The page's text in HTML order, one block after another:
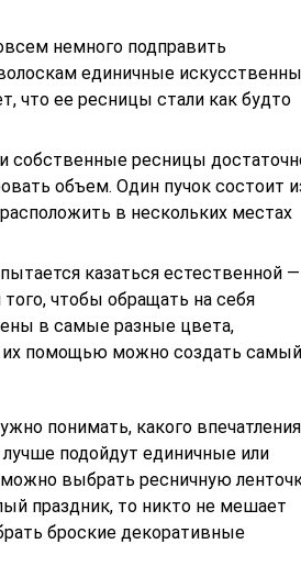
немного подправить
единичные
что ее ресницы стали как будто
собственные ресницы
объем. Один пучок состоит
в нескольких местах
казаться естественной —
чтобы обращать на себя
в самые разные цвета,
их помощью можно создать самый
понимать, какого впечатления
подойдут единичные или
выбрать ресничную
праздник, то никто не мешает
броские декоративные